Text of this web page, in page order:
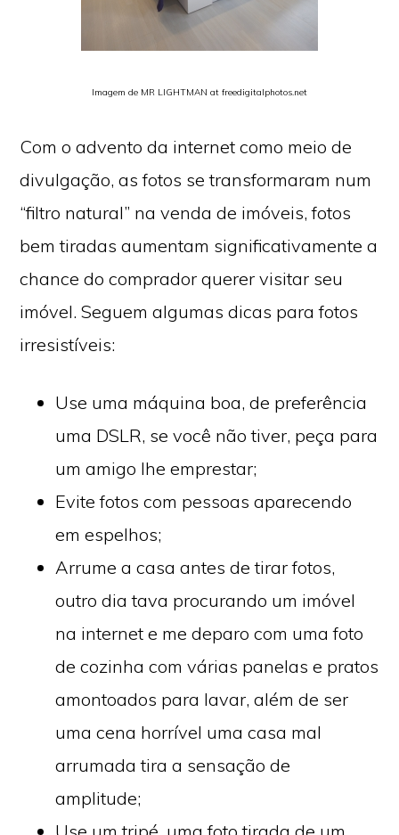
Imagem de MR LIGHTMAN at freedigitalphotos.net
Com o advento da internet como meio de
divulgação, as fotos se transformaram num
“filtro natural” na venda de imóveis, fotos
bem tiradas aumentam significativamente a
chance do comprador querer visitar seu
imóvel. Seguem algumas dicas para fotos
irresistíveis:
Use uma máquina boa, de preferência
uma DSLR, se você não tiver, peça para
um amigo lhe emprestar;
Evite fotos com pessoas aparecendo
em espelhos;
Arrume a casa antes de tirar fotos,
outro dia tava procurando um imóvel
na internet e me deparo com uma foto
de cozinha com várias panelas e pratos
amontoados para lavar, além de ser
uma cena horrível uma casa mal
arrumada tira a sensação de
amplitude;